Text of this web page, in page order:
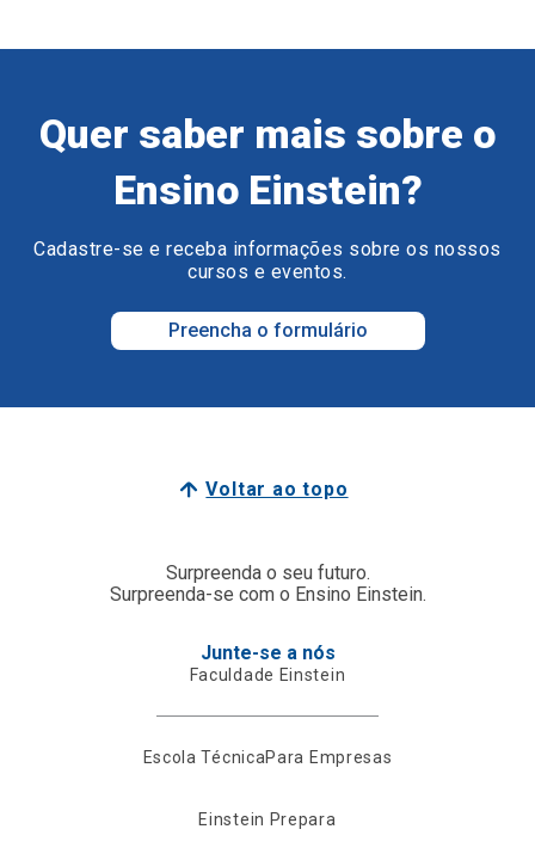
Quer saber mais sobre o
Ensino Einstein?
Cadastre-se e receba informações sobre os nossos
cursos e eventos.
Preencha o formulário
Voltar ao topo
Surpreenda o seu futuro.
Surpreenda-se com o Ensino Einstein.
Junte-se a nós
Faculdade Einstein
Escola TécnicaPara Empresas
Einstein Prepara